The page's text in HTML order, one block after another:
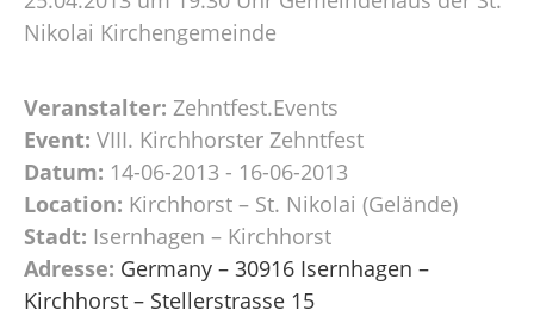
Nikolai Kirchengemeinde
Veranstalter: Zehntfest.Events
Event: VIII. Kirchhorster Zehntfest
Datum: 14-06-2013 - 16-06-2013
Location: Kirchhorst – St. Nikolai (Gelände)
Stadt: Isernhagen – Kirchhorst
Adresse: Germany – 30916 Isernhagen –
Kirchhorst – Stellerstrasse 15